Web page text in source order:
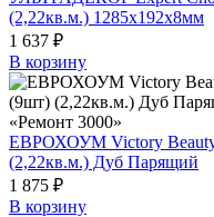
(2,22кв.м.) 1285х192х8мм
1 637 ₽
В корзину
ЕВРОХОУМ Victory Beauty
(2,22кв.м.) Дуб Парящий
1 875 ₽
В корзину